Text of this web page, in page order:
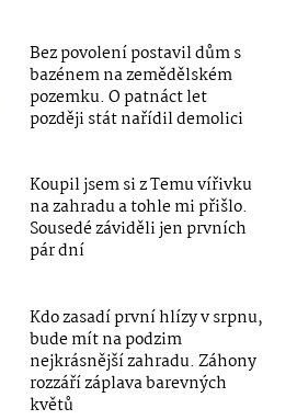
Bez povolení postavil dům s
bazénem na zemědělském
pozemku. O patnáct let
později stát nařídil demolici
Koupil jsem si z Temu vířivku
na zahradu a tohle mi přišlo.
Sousedé záviděli jen prvních
pár dní
Kdo zasadí první hlízy v srpnu,
bude mít na podzim
nejkrásnější zahradu. Záhony
rozzáří záplava barevných
květů